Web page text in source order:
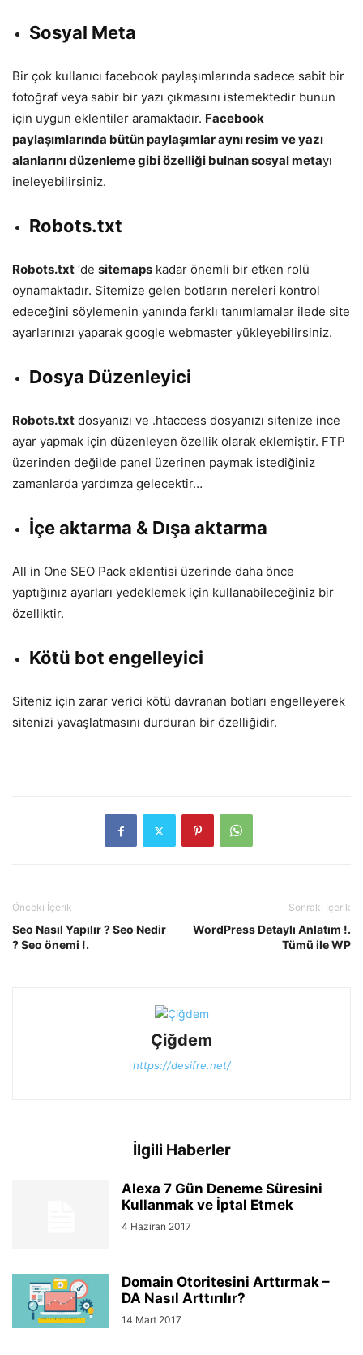
Sosyal Meta
Bir çok kullanıcı facebook paylaşımlarında sadece sabit bir
fotoğraf veya sabir bir yazı çıkmasını istemektedir bunun
için uygun eklentiler aramaktadır. Facebook
paylaşımlarında bütün paylaşımlar aynı resim ve yazı
alanlarını düzenleme gibi özelliği bulnan sosyal metayı
ineleyebilirsiniz.
Robots.txt
Robots.txt ‘de sitemaps kadar önemli bir etken rolü
oynamaktadır. Sitemize gelen botların nereleri kontrol
edeceğini söylemenin yanında farklı tanımlamalar ilede site
ayarlarınızı yaparak google webmaster yükleyebilirsiniz.
Dosya Düzenleyici
Robots.txt dosyanızı ve .htaccess dosyanızı sitenize ince
ayar yapmak için düzenleyen özellik olarak eklemiştir. FTP
üzerinden değilde panel üzerinen paymak istediğiniz
zamanlarda yardımza gelecektir…
İçe aktarma & Dışa aktarma
All in One SEO Pack eklentisi üzerinde daha önce
yaptığınız ayarları yedeklemek için kullanabileceğiniz bir
özelliktir.
Kötü bot engelleyici
Siteniz için zarar verici kötü davranan botları engelleyerek
sitenizi yavaşlatmasını durduran bir özelliğidir.
Önceki İçerik
Seo Nasıl Yapılır ? Seo Nedir
? Seo önemi !.
Sonraki İçerik
WordPress Detaylı Anlatım !.
Tümü ile WP
Çiğdem
https://desifre.net/
İlgili Haberler
Alexa 7 Gün Deneme Süresini
Kullanmak ve İptal Etmek
4 Haziran 2017
Domain Otoritesini Arttırmak –
DA Nasıl Arttırılır?
14 Mart 2017